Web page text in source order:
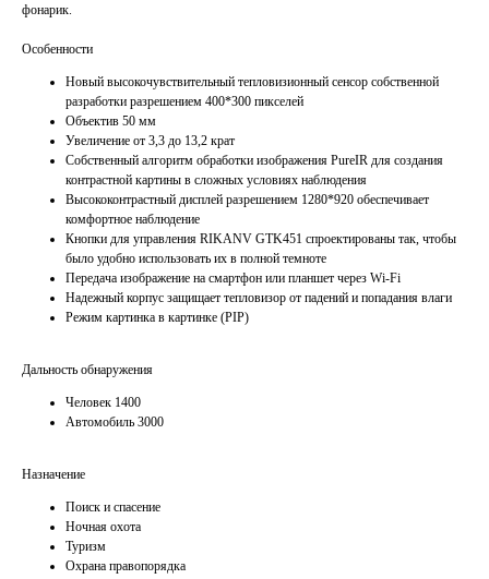
фонарик.
Особенности
Новый высокочувствительный тепловизионный сенсор собственной
разработки разрешением 400*300 пикселей
Объектив 50 мм
Увеличение от 3,3 до 13,2 крат
Собственный алгоритм обработки изображения PureIR для создания
контрастной картины в сложных условиях наблюдения
Высококонтрастный дисплей разрешением 1280*920 обеспечивает
комфортное наблюдение
Кнопки для управления RIKANV GTK451 спроектированы так, чтобы
было удобно использовать их в полной темноте
Передача изображение на смартфон или планшет через Wi-Fi
Надежный корпус защищает тепловизор от падений и попадания влаги
Режим картинка в картинке (PIP)
Дальность обнаружения
Человек 1400
Автомобиль 3000
Назначение
Поиск и спасение
Ночная охота
Туризм
Охрана правопорядка